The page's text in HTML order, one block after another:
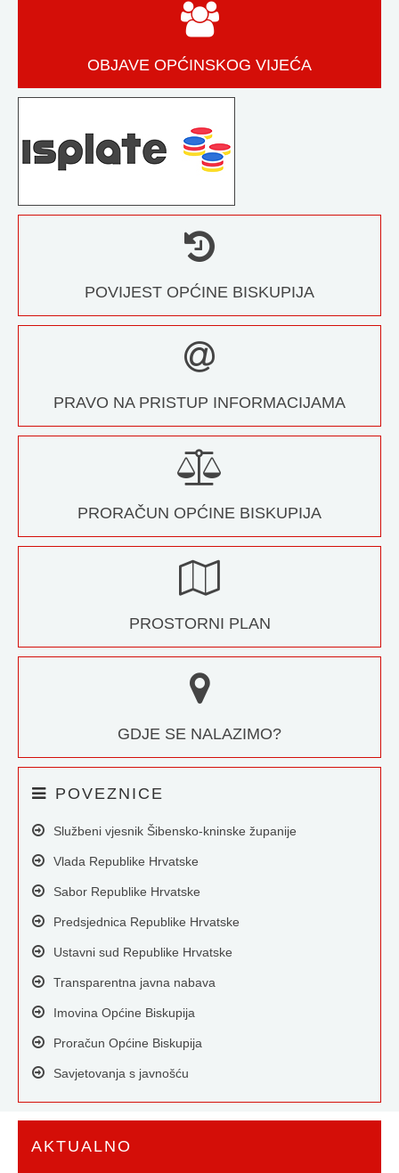
OBJAVE OPĆINSKOG VIJEĆA
POVIJEST OPĆINE BISKUPIJA
PRAVO NA PRISTUP INFORMACIJAMA
PRORAČUN OPĆINE BISKUPIJA
PROSTORNI PLAN
GDJE SE NALAZIMO?
POVEZNICE
Službeni vjesnik Šibensko-kninske županije
Vlada Republike Hrvatske
Sabor Republike Hrvatske
Predsjednica Republike Hrvatske
Ustavni sud Republike Hrvatske
Transparentna javna nabava
Imovina Općine Biskupija
Proračun Općine Biskupija
Savjetovanja s javnošću
AKTUALNO